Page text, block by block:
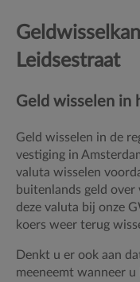
Leidsestraat
Geld wisselen in
Geld wisselen in de
vestiging in
valuta wisselen
buitenlands geld
deze valuta bij onze
koers weer terug
Denkt u er ook aan
meeneemt wanneer